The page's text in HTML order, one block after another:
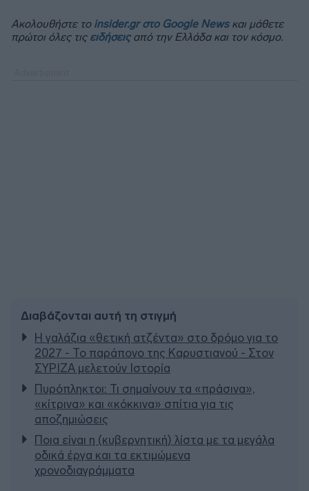
Ακολουθήστε το insider.gr στο Google Newsκαι μάθετε
πρώτοι όλες τις ειδήσειςαπό την Ελλάδα και τον κόσμο.
Διαβάζονται αυτή τη στιγμή
Η γαλάζια «θετική ατζέντα» στο δρόμο για το
2027 - Το παράπονο της Καρυστιανού - Στον
ΣΥΡΙΖΑ μελετούν Ιστορία
Πυρόπληκτοι: Τι σημαίνουν τα «πράσινα»,
«κίτρινα» και «κόκκινα» σπίτια για τις
αποζημιώσεις
Ποια είναι η (κυβερνητική) λίστα με τα μεγάλα
οδικά έργα και τα εκτιμώμενα
χρονοδιαγράμματα